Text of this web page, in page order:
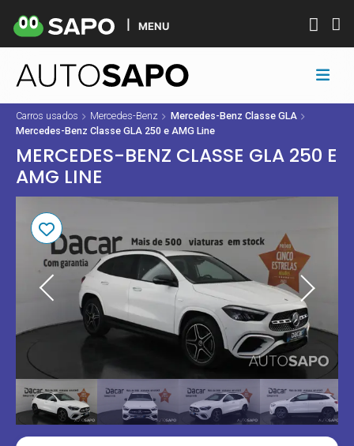
MENU
Carros usados Mercedes-Benz
Mercedes-Benz Classe GLA
Mercedes-Benz Classe GLA 250 e AMG Line
MERCEDES-BENZ CLASSE GLA 250 E
AMG LINE